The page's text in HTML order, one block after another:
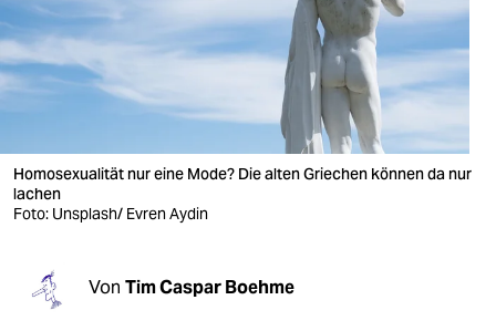
nord
verlag
verlag
shop
Homosexualität nur eine Mode? Die alten Griechen können da nur
lachen
Foto: Unsplash/ Evren Aydin
Von Tim Caspar Boehme